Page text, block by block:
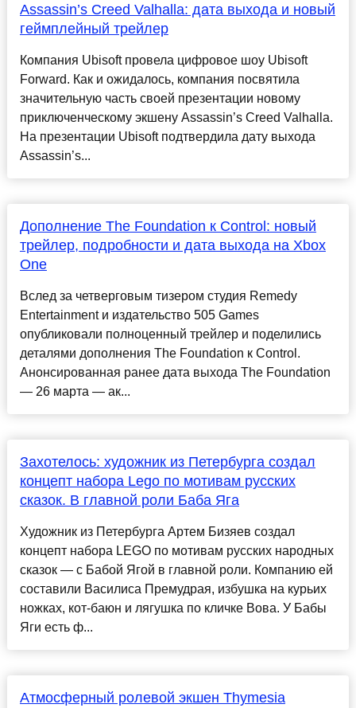
Assassin’s Creed Valhalla: дата выхода и новый
геймплейный трейлер
Компания Ubisoft провела цифровое шоу Ubisoft
Forward. Как и ожидалось, компания посвятила
значительную часть своей презентации новому
приключенческому экшену Assassin’s Creed Valhalla.
На презентации Ubisoft подтвердила дату выхода
Assassin’s...
Дополнение The Foundation к Control: новый
трейлер, подробности и дата выхода на Xbox
One
Вслед за четверговым тизером студия Remedy
Entertainment и издательство 505 Games
опубликовали полноценный трейлер и поделились
деталями дополнения The Foundation к Control.
Анонсированная ранее дата выхода The Foundation
— 26 марта — ак...
Захотелось: художник из Петербурга создал
концепт набора Lego по мотивам русских
сказок. В главной роли Баба Яга
Художник из Петербурга Артем Бизяев создал
концепт набора LEGO по мотивам русских народных
сказок — с Бабой Ягой в главной роли. Компанию ей
составили Василиса Премудрая, избушка на курьих
ножках, кот-баюн и лягушка по кличке Вова. У Бабы
Яги есть ф...
Атмосферный ролевой экшен Thymesia